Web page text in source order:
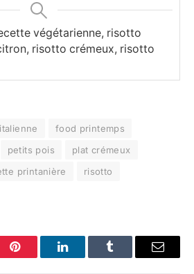
végétarienne, risotto
risotto crémeux, risotto
food printemps
petits pois
plat crémeux
printanière
risotto
Pinterest LinkedInTumblr Email